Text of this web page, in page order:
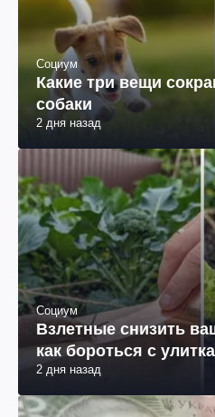
Социум
Какие три вещи
собаки
2 дня назад
Социум
Взлетные снизить
как бороться с
2 дня назад